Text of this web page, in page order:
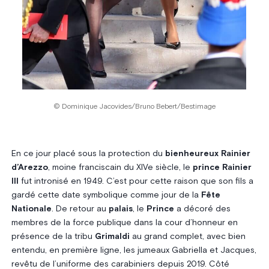
© Dominique Jacovides/Bruno Bebert/Bestimage
En ce jour placé sous la protection du bienheureux Rainier
d’Arezzo, moine franciscain du XIVe siècle, le prince Rainier
fut intronisé en 1949. C’est pour cette raison que son fils a
gardé cette date symbolique comme jour de la Fête
Nationale . De retour au palais, le Prince a décoré des
membres de la force publique dans la cour d’honneur en
présence de la tribu Grimaldi au grand complet, avec bien
entendu, en première ligne, les jumeaux Gabriella et Jacques,
revêtu de l’uniforme des carabiniers depuis 2019. Côté